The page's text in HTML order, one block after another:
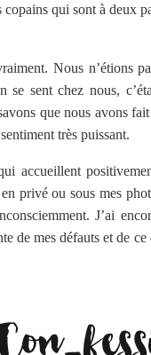
qui sont à deux
Nous n’étions
se sent chez nous,
que nous avons
très puissant.
accueillent
privé ou sous mes
J’ai
de mes défauts et de